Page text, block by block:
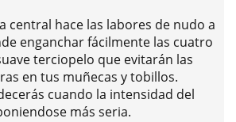
central hace las labores de nudo a
enganchar fácilmente las cuatro
terciopelo que evitarán las
en tus muñecas y tobillos.
cuando la intensidad del
más seria.